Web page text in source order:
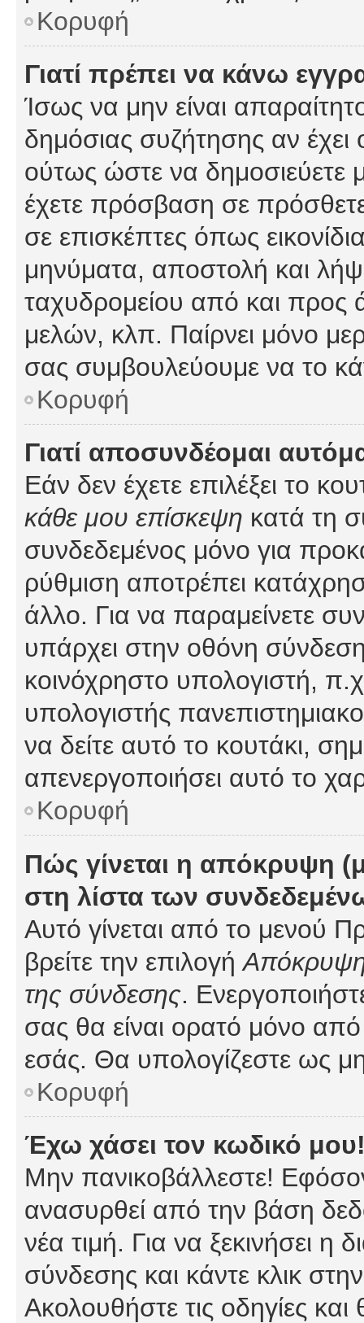
Κορυφή
Γιατί πρέπει να κάνω
Ίσως να μην είναι
δημόσιας συζήτησης αν έχει
ούτως ώστε να δημοσιεύετε
έχετε πρόσβαση σε
σε επισκέπτες όπως
μηνύματα, αποστολή και
ταχυδρομείου από και προς
μελών, κλπ. Παίρνει μόνο
σας συμβουλεύουμε να το
Κορυφή
Γιατί αποσυνδέομαι
Εάν δεν έχετε επιλέξει το
κάθε μου επίσκεψη κατά τη
συνδεδεμένος μόνο για
ρύθμιση αποτρέπει
άλλο. Για να παραμείνετε
υπάρχει στην οθόνη
κοινόχρηστο υπολογιστή,
υπολογιστής
να δείτε αυτό το κουτάκι,
απενεργοποιήσει αυτό το
Κορυφή
Πώς γίνεται η απόκρυψη
στη λίστα των
Αυτό γίνεται από το μενού
βρείτε την επιλογήΑπόκρυψη
της σύνδεσης.
σας θα είναι ορατό μόνο από
εσάς. Θα υπολογίζεστε ως
Κορυφή
Έχω χάσει τον κωδικό
Μην πανικοβάλλεστε!
ανασυρθεί από την βάση
νέα τιμή. Για να ξεκινήσει η
σύνδεσης και κάντε κλικ
Ακολουθήστε τις οδηγίες